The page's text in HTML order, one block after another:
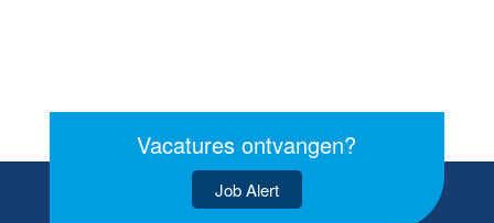
Vacatures ontvangen?
Job Alert